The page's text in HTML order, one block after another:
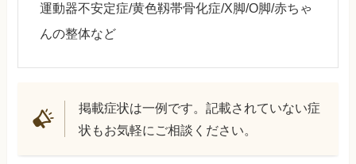
運動器不安定症/黄色靱帯骨化症/X脚/O脚/赤ちゃ
んの整体など
掲載症状は一例です。記載されていない症
状もお気軽にご相談ください。